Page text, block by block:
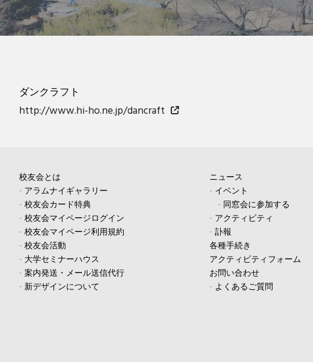
ダンクラフト
http://www.hi-ho.ne.jp/dancraft
校友会とは
- アラムナイギャラリー
- 校友会カード特典
- 校友会マイページログイン
- 校友会マイページ利用規約
- 校友会活動
- 大学セミナーハウス
- 案内発送・メール送信代行
- 新デザインについて
ニュース
- イベント
- 同窓会に参加する
- アクティビティ
- 訃報
各種手続き
アクティビティフォーム
お問い合わせ
- よくあるご質問